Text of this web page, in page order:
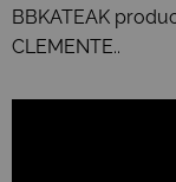
BBKATEAK
CLEMENTE..